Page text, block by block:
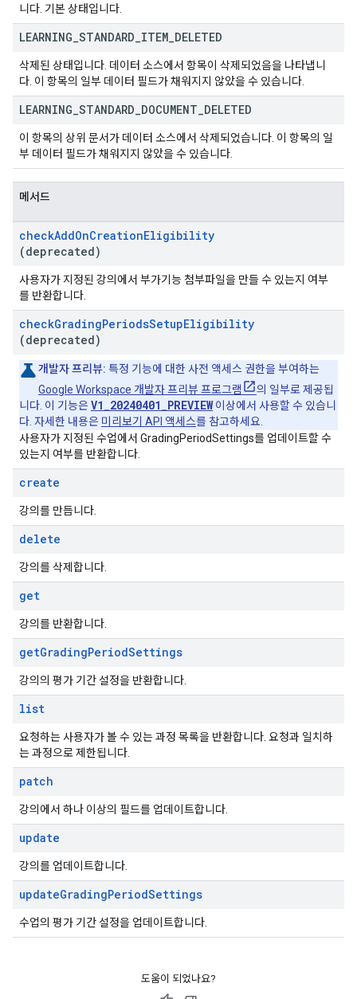
니다. 기본 상태입니다.
LEARNING STANDARD ITEM DELETED
삭제된 상태입니다. 데이터 소스에서 항목이 삭제되었음을 나타냅니
다. 이 항목의 일부 데이터 필드가 채워지지 않았을 수 있습니다.
LEARNING STANDARD DOCUMENT DELETED
이 항목의 상위 문서가 데이터 소스에서 삭제되었습니다. 이 항목의 일
부 데이터 필드가 채워지지 않았을 수 있습니다.
메서드
checkAddOnCreationEligibility
(deprecated)
사용자가 지정된 강의에서 부가기능 첨부파일을 만들 수 있는지 여부
를 반환합니다.
checkGradingPeriodsSetupEligibility
(deprecated)
개발자 프리뷰: 특정 기능에 대한 사전 액세스 권한을 부여하는
Google Workspace 개발자 프리뷰 프로그램
의 일부로 제공됩
니다. 이 기능은V1_20240401_PREVIEW이상에서 사용할 수 있습니
다. 자세한 내용은 미리보기 API 액세스를 참고하세요.
사용자가 지정된 수업에서 GradingPeriodSettings를 업데이트할 수
있는지 여부를 반환합니다.
create
강의를 만듭니다.
delete
강의를 삭제합니다.
get
강의를 반환합니다.
getGradingPeriodSettings
강의의 평가 기간 설정을 반환합니다.
list
요청하는 사용자가 볼 수 있는 과정 목록을 반환합니다. 요청과 일치하
는 과정으로 제한됩니다.
patch
강의에서 하나 이상의 필드를 업데이트합니다.
update
강의를 업데이트합니다.
updateGradingPeriodSettings
수업의 평가 기간 설정을 업데이트합니다.
도움이 되었나요?